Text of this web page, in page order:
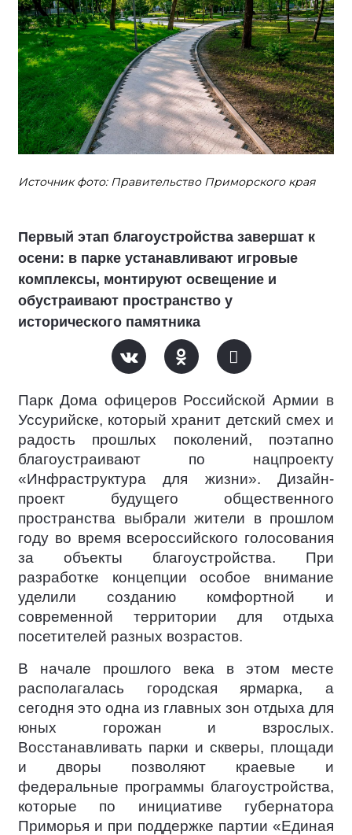
Источник фото: Правительство Приморского края
Первый этап благоустройства завершат к
осени: в парке устанавливают игровые
комплексы, монтируют освещение и
обустраивают пространство у
исторического памятника
Парк Дома офицеров Российской Армии в
Уссурийске, который хранит детский смех и
радость прошлых поколений, поэтапно
благоустраивают по нацпроекту
«Инфраструктура для жизни». Дизайн-
проект будущего общественного
пространства выбрали жители в прошлом
году во время всероссийского голосования
за объекты благоустройства. При
разработке концепции особое внимание
уделили созданию комфортной и
современной территории для отдыха
посетителей разных возрастов.
В начале прошлого века в этом месте
располагалась городская ярмарка, а
сегодня это одна из главных зон отдыха для
юных горожан и взрослых.
Восстанавливать парки и скверы, площади
и дворы позволяют краевые и
федеральные программы благоустройства,
которые по инициативе губернатора
Приморья и при поддержке партии «Единая